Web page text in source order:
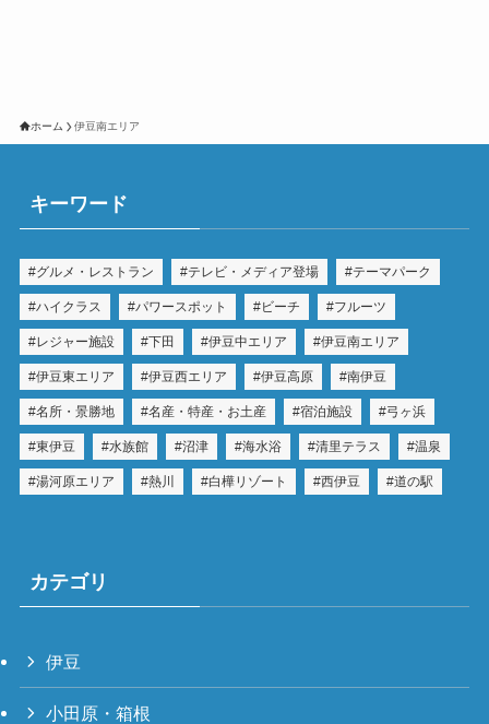
ホーム 伊豆南エリア
キーワード
グルメ・レストラン テレビ・メディア登場 テーマパーク
ハイクラス パワースポット ビーチ フルーツ
レジャー施設 下田 伊豆中エリア 伊豆南エリア
伊豆東エリア 伊豆西エリア 伊豆高原 南伊豆
名所・景勝地 名産・特産・お土産 宿泊施設 弓ヶ浜
東伊豆 水族館 沼津 海水浴 清里テラス 温泉
湯河原エリア 熱川 白樺リゾート 西伊豆 道の駅
カテゴリ
伊豆
小田原・箱根